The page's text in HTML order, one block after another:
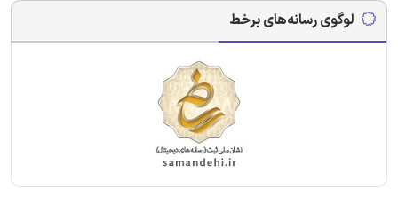
لوگوی رسانه‌های برخط